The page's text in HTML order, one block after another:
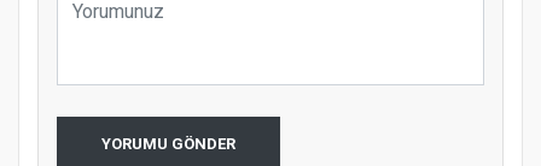
YORUMU GÖNDER